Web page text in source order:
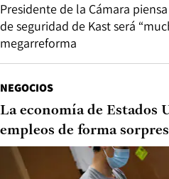
Presidente de la Cámara
de seguridad de Kast será
megarreforma
NEGOCIOS
La economía de Estados
empleos de forma